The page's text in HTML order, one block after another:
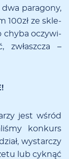
pa­ra­go­ny,
100zł ze skle­
chy­ba oczy­wi­
zwłasz­cza –
jest wśród
kon­kurs
wy­star­czy
lub cyk­nąć